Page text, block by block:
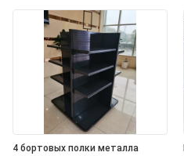
4 бортовых полки металла